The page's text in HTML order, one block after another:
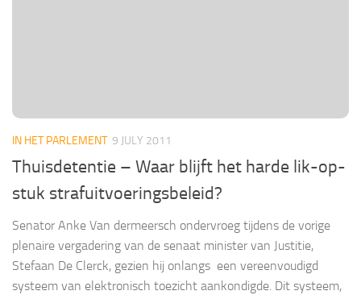
IN HET PARLEMENT 9 JULY 2011
Thuisdetentie – Waar blijft het harde lik-op-
stuk strafuitvoeringsbeleid?
Senator Anke Van dermeersch ondervroeg tijdens de vorige
plenaire vergadering van de senaat minister van Justitie,
Stefaan De Clerck, gezien hij onlangs een vereenvoudigd
systeem van elektronisch toezicht aankondigde. Dit systeem,